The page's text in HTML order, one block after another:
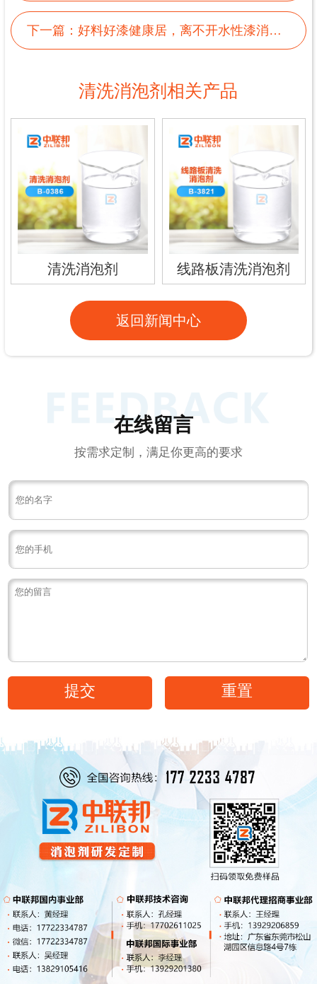
下一篇： 好料好漆健康居，离不开水性漆消泡剂
清洗消泡剂相关产品
清洗消泡剂 线路板清洗消泡剂
返回新闻中心
在线留言
按需求定制，满足你更高的要求